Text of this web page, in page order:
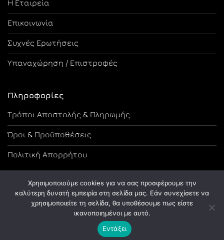
Η Εταιρεία
Επικοινωνία
Συχνές Ερωτήσεις
Υπαναχώρηση / Επιστροφές
Πληροφορίες
Τρόποι Αποστολής & Πληρωμής
Όροι & Προϋποθέσεις
Πολιτική Απορρήτου
Copyright 2026 © Designed and Developed by Tsama Graphics
Χρησιμοποιούμε cookies για να σας προσφέρουμε την
καλύτερη δυνατή εμπειρία στη σελίδα μας. Εάν συνεχίσετε να
χρησιμοποιείτε τη σελίδα, θα υποθέσουμε πως είστε
ικανοποιημένοι με αυτό.
Εντάξει